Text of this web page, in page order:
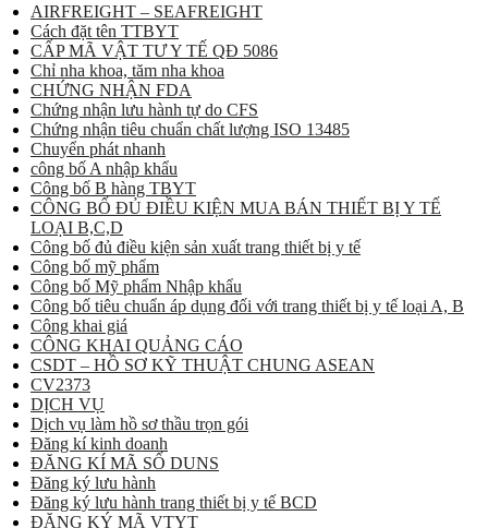
AIRFREIGHT – SEAFREIGHT
Cách đặt tên TTBYT
CẤP MÃ VẬT TƯ Y TẾ QĐ 5086
Chỉ nha khoa, tăm nha khoa
CHỨNG NHẬN FDA
Chứng nhận lưu hành tự do CFS
Chứng nhận tiêu chuẩn chất lượng ISO 13485
Chuyển phát nhanh
công bố A nhập khẩu
Công bố B hàng TBYT
CÔNG BỐ ĐỦ ĐIỀU KIỆN MUA BÁN THIẾT BỊ Y TẾ
LOẠI B,C,D
Công bố đủ điều kiện sản xuất trang thiết bị y tế
Công bố mỹ phẩm
Công bố Mỹ phẩm Nhập khẩu
Công bố tiêu chuẩn áp dụng đối với trang thiết bị y tế loại A, B
Công khai giá
CÔNG KHAI QUẢNG CÁO
CSDT – HỒ SƠ KỸ THUẬT CHUNG ASEAN
CV2373
DỊCH VỤ
Dịch vụ làm hồ sơ thầu trọn gói
Đăng kí kinh doanh
ĐĂNG KÍ MÃ SỐ DUNS
Đăng ký lưu hành
Đăng ký lưu hành trang thiết bị y tế BCD
ĐĂNG KÝ MÃ VTYT